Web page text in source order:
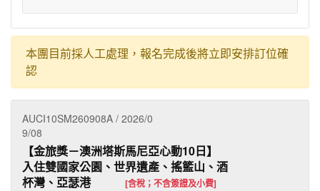
本團目前採人工處理，報名完成後將立即安排訂位確
認
AUCI10SM260908A / 2026/0
9/08
【金旅獎－澳洲塔斯馬尼亞心動10日】
入住雙國家公園、世界遺產、搖籃山、酒
杯灣、亞瑟港
[含稅；不含簽證及小費]